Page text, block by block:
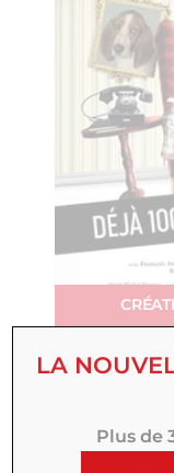
LA
Plus de